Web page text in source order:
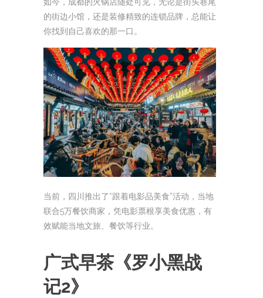
的街边小馆，还是装修精致的连锁品牌，总能让
你找到自己喜欢的那一口。
当前，四川推出了“跟着电影品美食”活动，当地
联合5万餐饮商家，凭电影票根享美食优惠，有
效赋能当地文旅、餐饮等行业。
广式早茶 《罗小黑战
记2》